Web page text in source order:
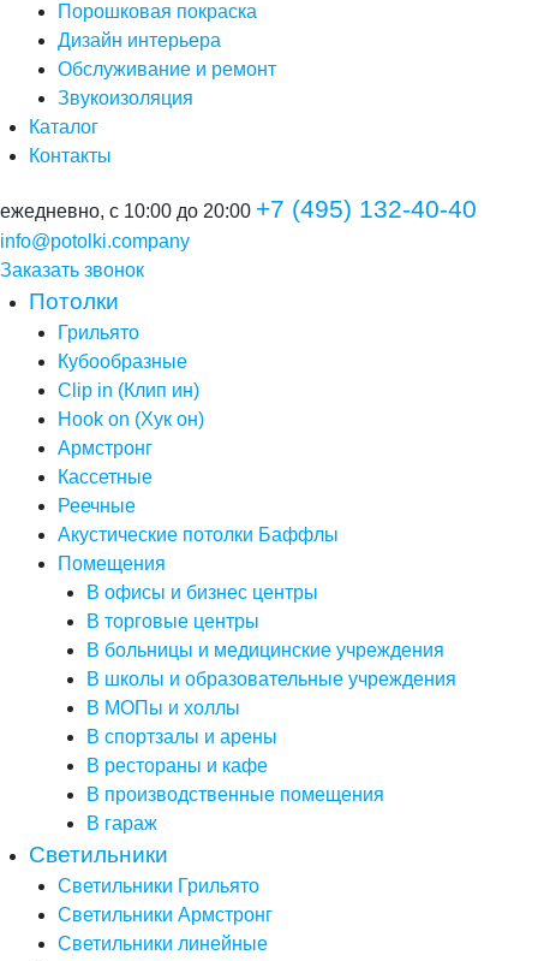
Порошковая покраска
Дизайн интерьера
Обслуживание и ремонт
Звукоизоляция
Каталог
Контакты
ежедневно, с 10:00 до 20:00 +7 (495) 132-40-40
info@potolki.company
Заказать звонок
Потолки
Грильято
Кубообразные
Clip in (Клип ин)
Hook on (Хук он)
Армстронг
Кассетные
Реечные
Акустические потолки Баффлы
Помещения
В офисы и бизнес центры
В торговые центры
В больницы и медицинские учреждения
В школы и образовательные учреждения
В МОПы и холлы
В спортзалы и арены
В рестораны и кафе
В производственные помещения
В гараж
Светильники
Светильники Грильято
Светильники Армстронг
Светильники линейные